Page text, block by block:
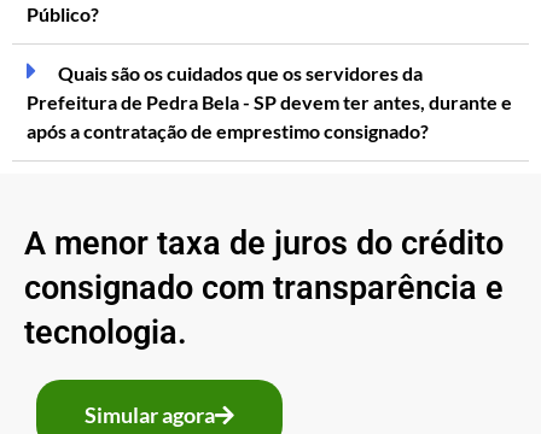
Público?
Quais são os cuidados que os servidores da
Prefeitura de Pedra Bela - SP devem ter antes, durante e
após a contratação de emprestimo consignado?
A menor taxa de juros do crédito
consignado com transparência e
tecnologia.
Simular agora